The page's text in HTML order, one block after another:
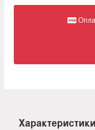
Характеристики